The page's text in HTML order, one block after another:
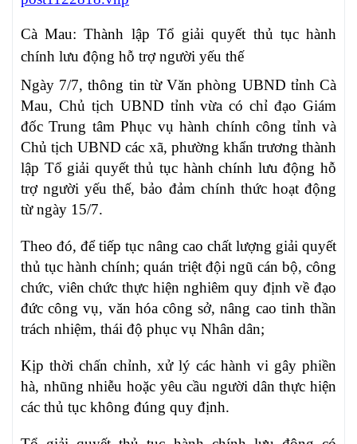
Cà Mau: Thành lập Tổ giải quyết thủ tục hành
chính lưu động hỗ trợ người yếu thế
Ngày 7/7, thông tin từ Văn phòng UBND tỉnh Cà
Mau, Chủ tịch UBND tỉnh vừa có chỉ đạo Giám
đốc Trung tâm Phục vụ hành chính công tỉnh và
Chủ tịch UBND các xã, phường khẩn trương thành
lập Tổ giải quyết thủ tục hành chính lưu động hỗ
trợ người yếu thế, bảo đảm chính thức hoạt động
từ ngày 15/7.
Theo đó, để tiếp tục nâng cao chất lượng giải quyết
thủ tục hành chính; quán triệt đội ngũ cán bộ, công
chức, viên chức thực hiện nghiêm quy định về đạo
đức công vụ, văn hóa công sở, nâng cao tinh thần
trách nhiệm, thái độ phục vụ Nhân dân;
Kịp thời chấn chỉnh, xử lý các hành vi gây phiền
hà, nhũng nhiễu hoặc yêu cầu người dân thực hiện
các thủ tục không đúng quy định.